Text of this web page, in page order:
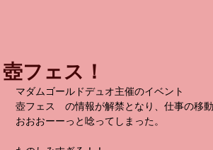
壺フェス！
マダムゴールドデュオ主催のイベント
壺フェス　の情報が解禁となり、仕事の移
おおおーーっと唸ってしまった。